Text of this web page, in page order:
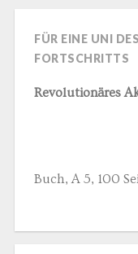
FÜR EINE UNI
FORTSCHRITTS
Revolutionäres
Buch, A 5, 100